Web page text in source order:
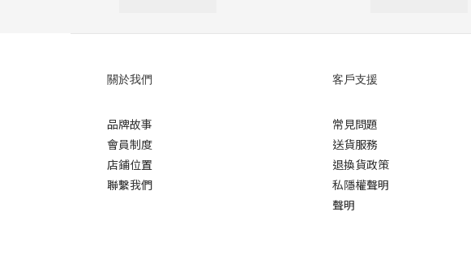
關於我們
品牌故事
會員制度
店鋪位置
聯繫我們
客戶支援
常見問題
送貨服務
退換貨政策
私隱權聲明
聲明